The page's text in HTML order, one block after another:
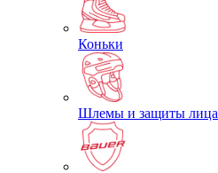
Коньки
Шлемы и защиты лица